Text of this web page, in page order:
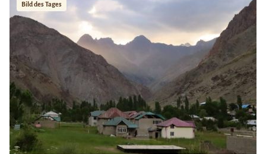
Bild des Tages